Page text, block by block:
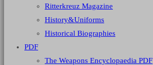
Ritterkreuz Magazine
History&Uniforms
Historical Biographies
PDF
The Weapons Encyclopaedia PDF